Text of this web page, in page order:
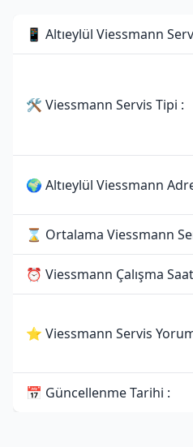
📱 Altıeylül Viessmann
🛠 Viessmann Servis Tipi :
🌍 Altıeylül Viessmann
⌛ Ortalama Viessmann
⏰ Viessmann Çalışma
⭐ Viessmann Servis
📅 Güncellenme Tarihi :